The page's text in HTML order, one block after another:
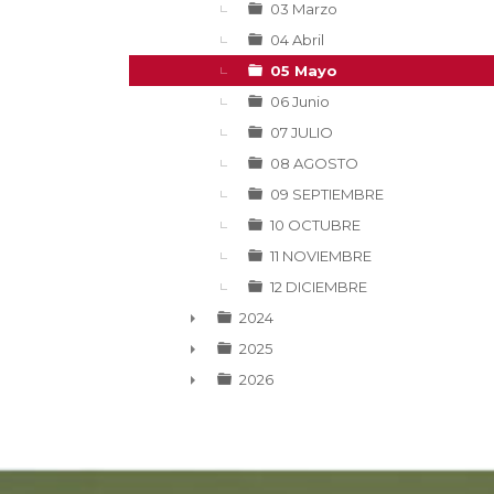
03 Marzo
04 Abril
05 Mayo
06 Junio
07 JULIO
08 AGOSTO
09 SEPTIEMBRE
10 OCTUBRE
11 NOVIEMBRE
12 DICIEMBRE
►
2024
►
2025
2026